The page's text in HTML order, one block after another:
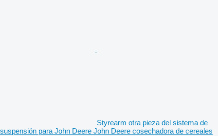
Styrearm otra pieza del sistema de
suspensión para John Deere John Deere cosechadora de cereales